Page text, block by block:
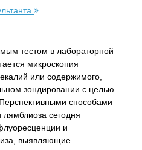
тестом в лабораторной
микроскопия
или содержимого,
зондировании с целью
способами
лямблиоза сегодня
и
выявляющие